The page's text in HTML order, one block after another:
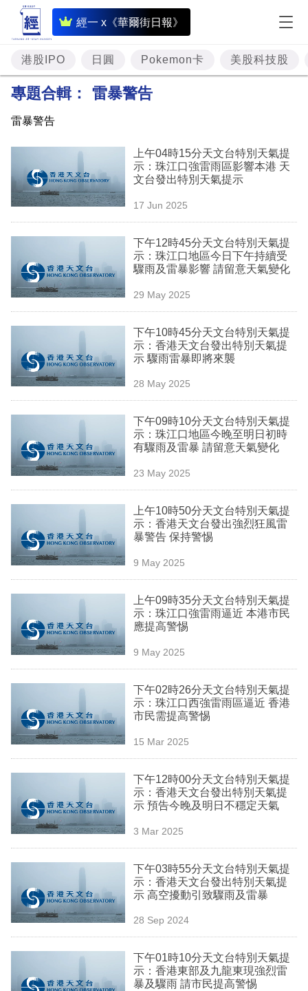
經一 x《華爾街日報》
即
時
財
經
資
樓
市
理
財
商
技
場
生
活
時
專
欄
閱
專
區
港股IPO 日圓 Pokemon卡 美股科技股
專題合輯： 雷暴警告
雷暴警告
上午04時15分天文台特別天氣提
示：珠江口強雷雨區影響本港 天
文台發出特別天氣提示
17 Jun 2025
下午12時45分天文台特別天氣提
示：珠江口地區今日下午持續受
驟雨及雷暴影響 請留意天氣變化
29 May 2025
下午10時45分天文台特別天氣提
示：香港天文台發出特別天氣提
示 驟雨雷暴即將來襲
28 May 2025
下午09時10分天文台特別天氣提
示：珠江口地區今晚至明日初時
有驟雨及雷暴 請留意天氣變化
23 May 2025
上午10時50分天文台特別天氣提
示：香港天文台發出強烈狂風雷
暴警告 保持警惕
9 May 2025
上午09時35分天文台特別天氣提
示：珠江口強雷雨逼近 本港市民
應提高警惕
9 May 2025
下午02時26分天文台特別天氣提
示：珠江口西強雷雨區逼近 香港
市民需提高警惕
15 Mar 2025
下午12時00分天文台特別天氣提
示：香港天文台發出特別天氣提
示 預告今晚及明日不穩定天氣
3 Mar 2025
下午03時55分天文台特別天氣提
示：香港天文台發出特別天氣提
示 高空擾動引致驟雨及雷暴
28 Sep 2024
下午01時10分天文台特別天氣提
示：香港東部及九龍東現強烈雷
暴及驟雨 請市民提高警惕